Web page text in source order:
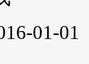
01-01